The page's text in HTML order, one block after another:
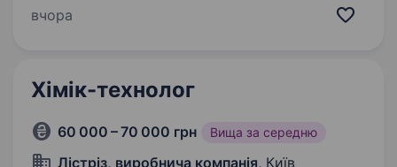
інтегрованого курсу здоров’я, безпека,
вчора
Хімік-технолог
60 000 – 70 000 грн Вища за середню
Лістріз, виробнича компанія, Київ